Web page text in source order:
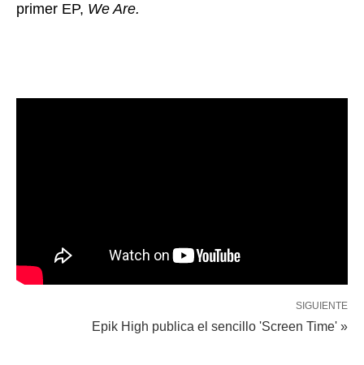
primer EP, We Are.
SIGUIENTE
Epik High publica el sencillo 'Screen Time' »